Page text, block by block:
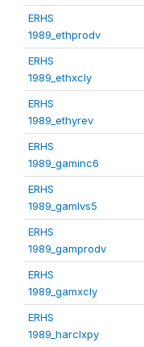
ERHS
1989_ethprodv
ERHS
1989_ethxcly
ERHS
1989_ethyrev
ERHS
1989_gaminc6
ERHS
1989_gamlvs5
ERHS
1989_gamprodv
ERHS
1989_gamxcly
ERHS
1989_harclxpy